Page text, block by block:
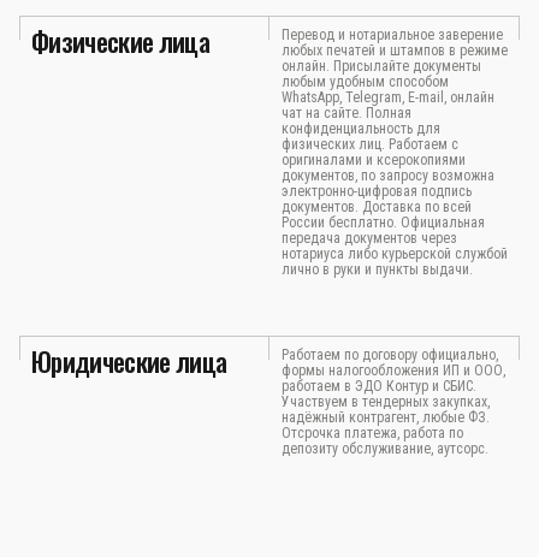
Физические лица
Перевод и нотариальное заверение
любых печатей и штампов в режиме
онлайн. Присылайте документы
любым удобным способом
WhatsApp, Telegram, E-mail, онлайн
чат на сайте. Полная
конфиденциальность для
физических лиц. Работаем с
оригиналами и ксерокопиями
документов, по запросу возможна
электронно-цифровая подпись
документов. Доставка по всей
России бесплатно. Официальная
передача документов через
нотариуса либо курьерской службой
лично в руки и пункты выдачи.
Юридические лица
Работаем по договору официально,
формы налогообложения ИП и ООО,
работаем в ЭДО Контур и СБИС.
Участвуем в тендерных закупках,
надёжный контрагент, любые ФЗ.
Отсрочка платежа, работа по
депозиту обслуживание, аутсорс.